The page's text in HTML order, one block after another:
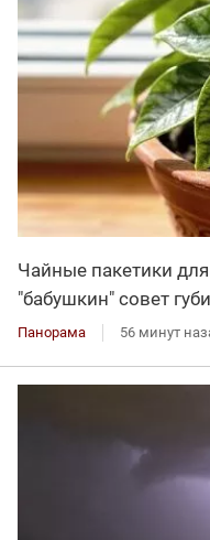
Чайные пакетики
"бабушкин" совет
Панорама 56 минут